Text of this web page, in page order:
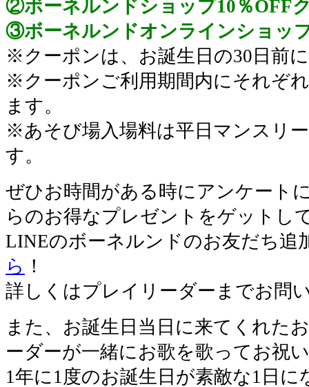
②ボーネルンドショップ10％OFF
③ボーネルンドオンラインショッ
※クーポンは、お誕生日の30日前
※クーポンご利用期間内にそれぞ
ます。
※あそび場入場料は平日マンスリ
す。
ぜひお時間がある時にアンケート
らのお得なプレゼントをゲットし
LINEのボーネルンドのお友だち追
ら ！
詳しくはプレイリーダーまでお問
また、お誕生日当日に来てくれた
ーダーが一緒にお歌を歌ってお祝
1年に1度のお誕生日が素敵な1日